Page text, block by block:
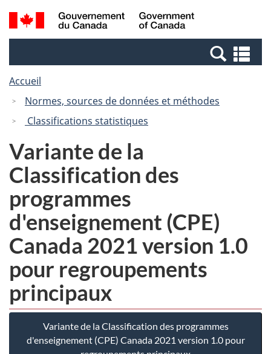
Passer
au
Passer
à
Canada
Recherche
et
et
Accueil
Normes, sources de données et méthodes
Classifications statistiques
Variante de la
Classification des
programmes
d'enseignement (CPE)
Canada 2021 version 1.0
pour regroupements
principaux
Variante de la Classification des programmes
d'enseignement (CPE) Canada 2021 version 1.0 pour